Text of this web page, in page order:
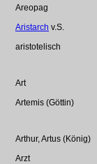
Areopag
Aristarch v.S.
aristotelisch
Art
Artemis (Göttin)
Arthur, Artus (König)
Arzt